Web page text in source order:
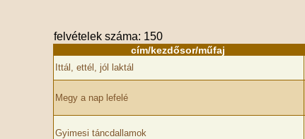
felvételek száma: 150
cím/kezdősor/műfaj
Ittál, ettél, jól laktál
Megy a nap lefelé
Gyimesi táncdallamok